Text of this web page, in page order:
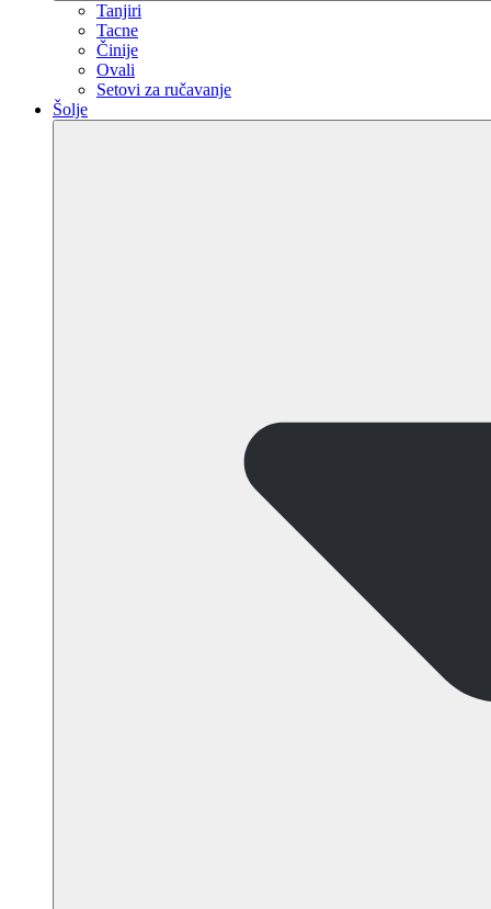
Tanjiri
Tacne
Činije
Ovali
Setovi za ručavanje
Šolje